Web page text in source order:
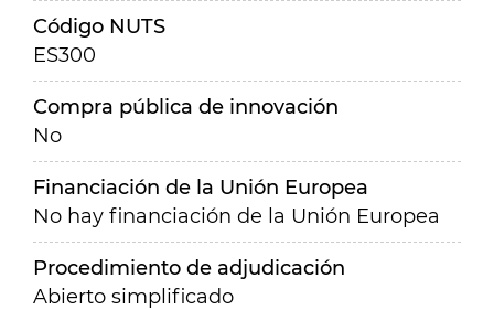
Código NUTS
ES300
Compra pública de innovación
No
Financiación de la Unión Europea
No hay financiación de la Unión Europea
Procedimiento de adjudicación
Abierto simplificado